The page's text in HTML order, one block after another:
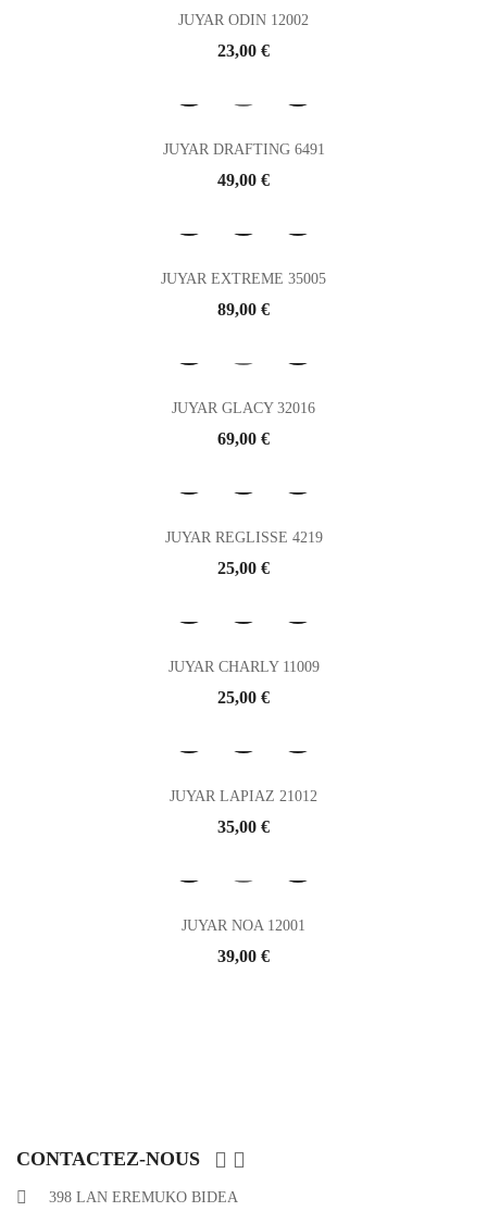
JUYAR ODIN 12002
Prix
23,00 €
JUYAR DRAFTING 6491
Prix
49,00 €
JUYAR EXTREME 35005
Prix
89,00 €
JUYAR GLACY 32016
Prix
69,00 €
JUYAR REGLISSE 4219
Prix
25,00 €
JUYAR CHARLY 11009
Prix
25,00 €
JUYAR LAPIAZ 21012
Prix
35,00 €
JUYAR NOA 12001
Prix
39,00 €
CONTACTEZ-NOUS  
398 LAN EREMUKO BIDEA